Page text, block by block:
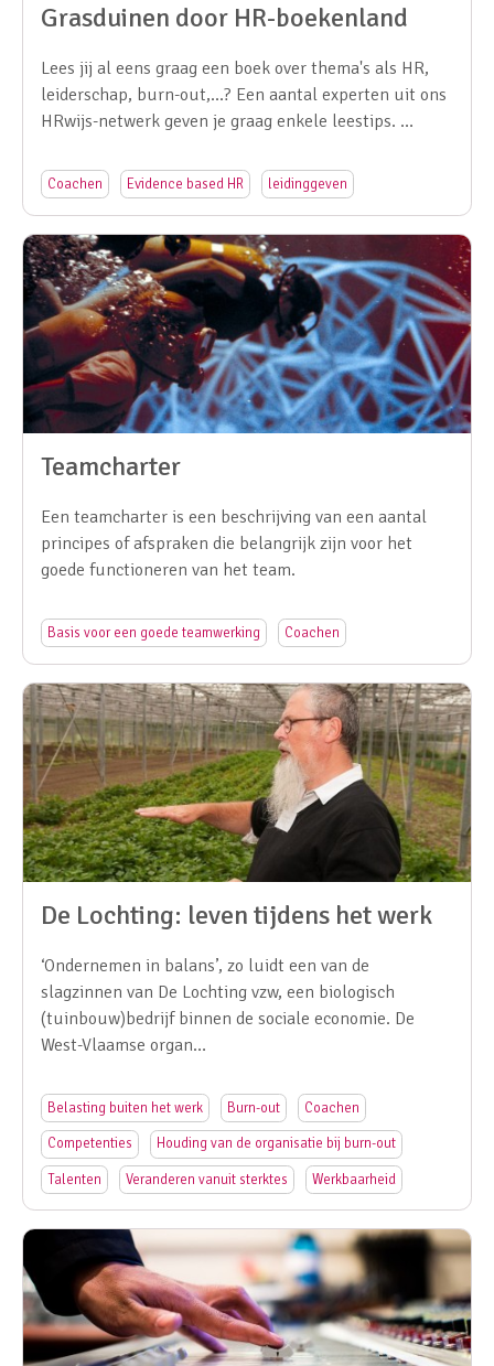
Grasduinen door HR-boekenland
Lees jij al eens graag een boek over thema's als HR,
leiderschap, burn-out,...? Een aantal experten uit ons
HRwijs-netwerk geven je graag enkele leestips. …
Coachen Evidence based HR leidinggeven
Teamcharter
Een teamcharter is een beschrijving van een aantal
principes of afspraken die belangrijk zijn voor het
goede functioneren van het team.
Basis voor een goede teamwerking Coachen
De Lochting: leven tijdens het werk
‘Ondernemen in balans’, zo luidt een van de
slagzinnen van De Lochting vzw, een biologisch
(tuinbouw)bedrijf binnen de sociale economie. De
West-Vlaamse organ…
Belasting buiten het werk Burn-out Coachen
Competenties Houding van de organisatie bij burn-out
Talenten Veranderen vanuit sterktes Werkbaarheid